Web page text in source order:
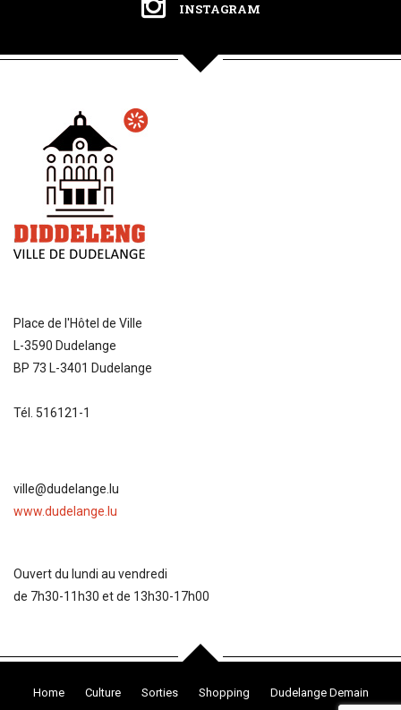
INSTAGRAM
Place de l'Hôtel de Ville
L-3590 Dudelange
BP 73 L-3401 Dudelange
Tél. 516121-1
ville@dudelange.lu
www.dudelange.lu
Ouvert du lundi au vendredi
de 7h30-11h30 et de 13h30-17h00
Home Culture Sorties Shopping
Dudelange Demain